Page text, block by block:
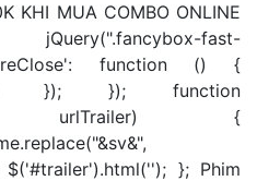
KHI MUA COMBO ONLINE
fast-
function () {
} }); }); function
urlTrailer) {
$('#trailer').html(''); }; Phim